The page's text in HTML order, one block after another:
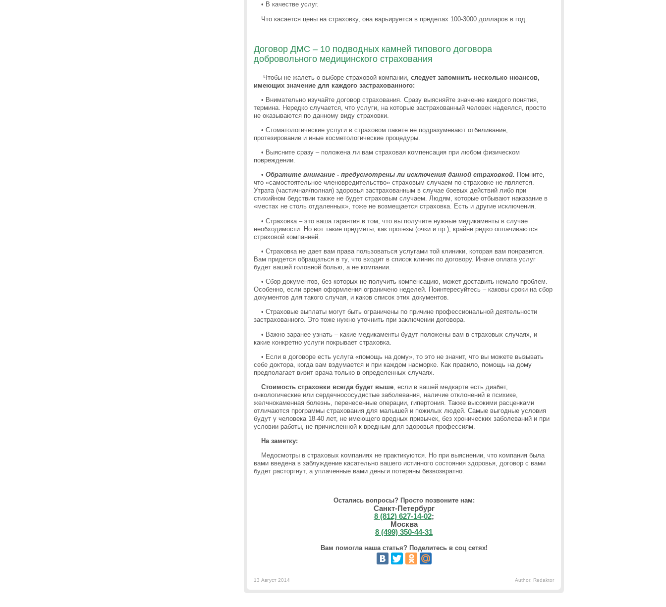
• В качестве услуг.
Что касается цены на страховку, она варьируется в пределах 100-3000 долларов в год.
Договор ДМС – 10 подводных камней типового договора
добровольного медицинского страхования
Чтобы не жалеть о выборе страховой компании, следует запомнить несколько нюансов,
имеющих значение для каждого застрахованного:
• Внимательно изучайте договор страхования. Сразу выясняйте значение каждого понятия,
термина. Нередко случается, что услуги, на которые застрахованный человек надеялся, просто
не оказываются по данному виду страховки.
• Стоматологические услуги в страховом пакете не подразумевают отбеливание,
протезирование и иные косметологические процедуры.
• Выясните сразу – положена ли вам страховая компенсация при любом физическом
повреждении.
• Обратите внимание - предусмотрены ли исключения данной страховкой. Помните,
что «самостоятельное членовредительство» страховым случаем по страховке не является.
Утрата (частичная/полная) здоровья застрахованным в случае боевых действий либо при
стихийном бедствии также не будет страховым случаем. Людям, которые отбывают наказание в
«местах не столь отдаленных», тоже не возмещается страховка. Есть и другие исключения.
• Страховка – это ваша гарантия в том, что вы получите нужные медикаменты в случае
необходимости. Но вот такие предметы, как протезы (очки и пр.), крайне редко оплачиваются
страховой компанией.
• Страховка не дает вам права пользоваться услугами той клиники, которая вам понравится.
Вам придется обращаться в ту, что входит в список клиник по договору. Иначе оплата услуг
будет вашей головной болью, а не компании.
• Сбор документов, без которых не получить компенсацию, может доставить немало проблем.
Особенно, если время оформления ограничено неделей. Поинтересуйтесь – каковы сроки на сбор
документов для такого случая, и каков список этих документов.
• Страховые выплаты могут быть ограничены по причине профессиональной деятельности
застрахованного. Это тоже нужно уточнить при заключении договора.
• Важно заранее узнать – какие медикаменты будут положены вам в страховых случаях, и
какие конкретно услуги покрывает страховка.
• Если в договоре есть услуга «помощь на дому», то это не значит, что вы можете вызывать
себе доктора, когда вам вздумается и при каждом насморке. Как правило, помощь на дому
предполагает визит врача только в определенных случаях.
Стоимость страховки всегда будет выше, если в вашей медкарте есть диабет,
онкологические или сердечнососудистые заболевания, наличие отклонений в психике,
желчнокаменная болезнь, перенесенные операции, гипертония. Также высокими расценками
отличаются программы страхования для малышей и пожилых людей. Самые выгодные условия
будут у человека 18-40 лет, не имеющего вредных привычек, без хронических заболеваний и при
условии работы, не причисленной к вредным для здоровья профессиям.
На заметку:
Медосмотры в страховых компаниях не практикуются. Но при выяснении, что компания была
вами введена в заблуждение касательно вашего истинного состояния здоровья, договор с вами
будет расторгнут, а уплаченные вами деньги потеряны безвозвратно.
Остались вопросы? Просто позвоните нам:
Санкт-Петербург
8 (812) 627-14-02;
Москва
8 (499) 350-44-31
Вам помогла наша статья? Поделитесь в соц сетях!
13 Август 2014 Author: Redaktor